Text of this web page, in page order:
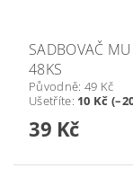
SADBOVAČ
48KS
Původně: 49 Kč
Ušetříte: 10 Kč
39 Kč